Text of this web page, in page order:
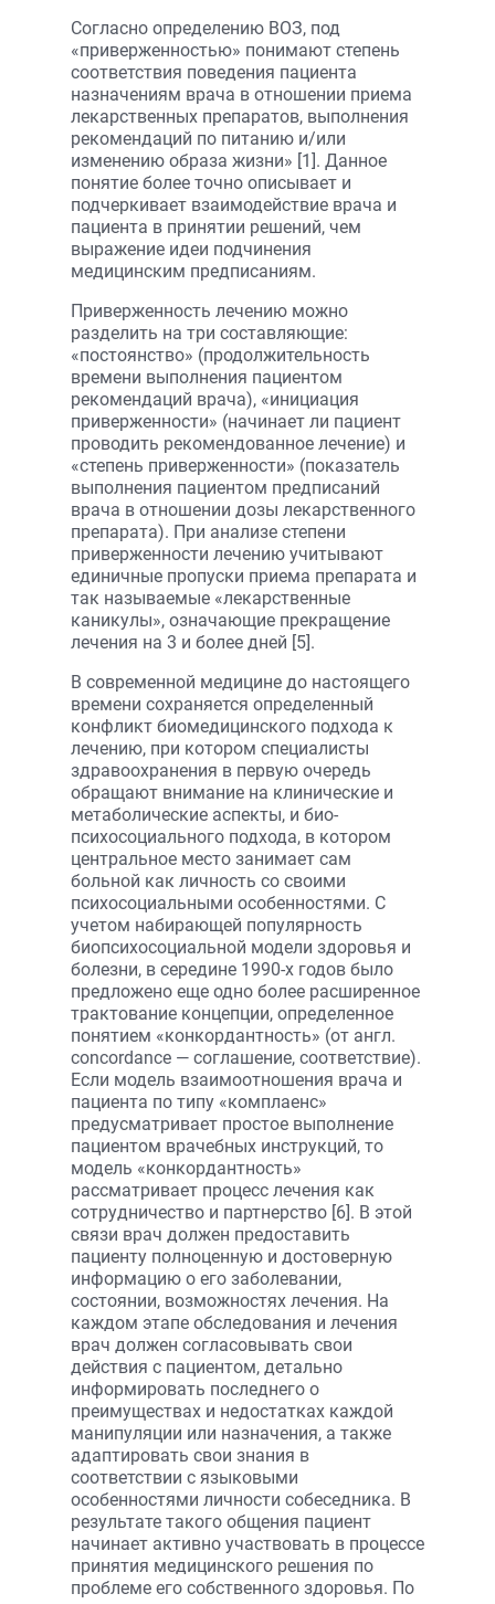
Согласно определению ВОЗ, под
«приверженностью» понимают степень
соответствия поведения пациента
назначениям врача в отношении приема
лекарственных препаратов, выполнения
рекомендаций по питанию и/или
изменению образа жизни» [1]. Данное
понятие более точно описывает и
подчеркивает взаимодействие врача и
пациента в принятии решений, чем
выражение идеи подчинения
медицинским предписаниям.
Приверженность лечению можно
разделить на три составляющие:
«постоянство» (продолжительность
времени выполнения пациентом
рекомендаций врача), «инициация
приверженности» (начинает ли пациент
проводить рекомендованное лечение) и
«степень приверженности» (показатель
выполнения пациентом предписаний
врача в отношении дозы лекарственного
препарата). При анализе степени
приверженности лечению учитывают
единичные пропуски приема препарата и
так называемые «лекарственные
каникулы», означающие прекращение
лечения на 3 и более дней [5].
В современной медицине до настоящего
времени сохраняется определенный
конфликт биомедицинского подхода к
лечению, при котором специалисты
здравоохранения в первую очередь
обращают внимание на клинические и
метаболические аспекты, и био­
психосоциального подхода, в котором
центральное место занимает сам
больной как личность со своими
психосоциальными особенностями. С
учетом набирающей популярность
биопсихосоциальной модели здоровья и
болезни, в середине 1990-х годов было
предложено еще одно более расширенное
трактование концепции, определенное
понятием «конкордантность» (от англ.
сoncordance — соглашение, соответствие).
Если модель взаимоотношения врача и
пациента по типу «комплаенс»
предусматривает простое выполнение
пациентом врачебных инструкций, то
модель «конкордантность»
рассматривает процесс лечения как
сотрудничество и партнерство [6]. В этой
связи врач должен предоставить
пациенту полноценную и достоверную
информацию о его заболевании,
состоянии, возможностях лечения. На
каждом этапе обследования и лечения
врач должен согласовывать свои
действия с пациентом, детально
информировать последнего о
преимуществах и недостатках каждой
манипуляции или назначения, а также
адаптировать свои знания в
соответствии с языковыми
особенностями личности собеседника. В
результате такого общения пациент
начинает активно участвовать в процессе
принятия медицинского решения по
проблеме его собственного здоровья. По